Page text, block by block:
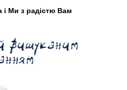
Ми з радістю Вам